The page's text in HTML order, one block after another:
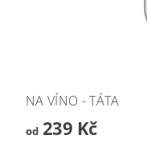
NA VÍNO - TÁTA
od239 Kč